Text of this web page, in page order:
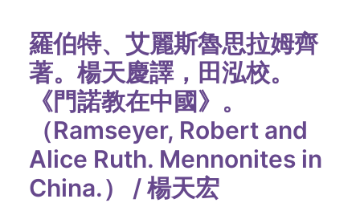
羅伯特、艾麗斯魯思拉姆齊
著。楊天慶譯，田泓校。
《門諾教在中國》。
（Ramseyer, Robert and
Alice Ruth. Mennonites in
China.） / 楊天宏